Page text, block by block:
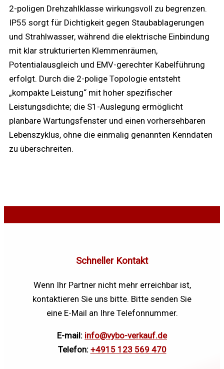
2-poligen Drehzahlklasse wirkungsvoll zu begrenzen.
IP55 sorgt für Dichtigkeit gegen Staubablagerungen
und Strahlwasser, während die elektrische Einbindung
mit klar strukturierten Klemmenräumen,
Potentialausgleich und EMV-gerechter Kabelführung
erfolgt. Durch die 2-polige Topologie entsteht
„kompakte Leistung“ mit hoher spezifischer
Leistungsdichte; die S1-Auslegung ermöglicht
planbare Wartungsfenster und einen vorhersehbaren
Lebenszyklus, ohne die einmalig genannten Kenndaten
zu überschreiten.
Schneller Kontakt
Wenn Ihr Partner nicht mehr erreichbar ist,
kontaktieren Sie uns bitte. Bitte senden Sie
eine E-Mail an Ihre Telefonnummer.
E-mail: info@vybo-verkauf.de
Telefon: +4915 123 569 470